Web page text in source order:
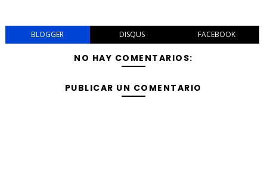
BLOGGER DISQUS FACEBOOK
NO HAY COMENTARIOS:
PUBLICAR UN COMENTARIO